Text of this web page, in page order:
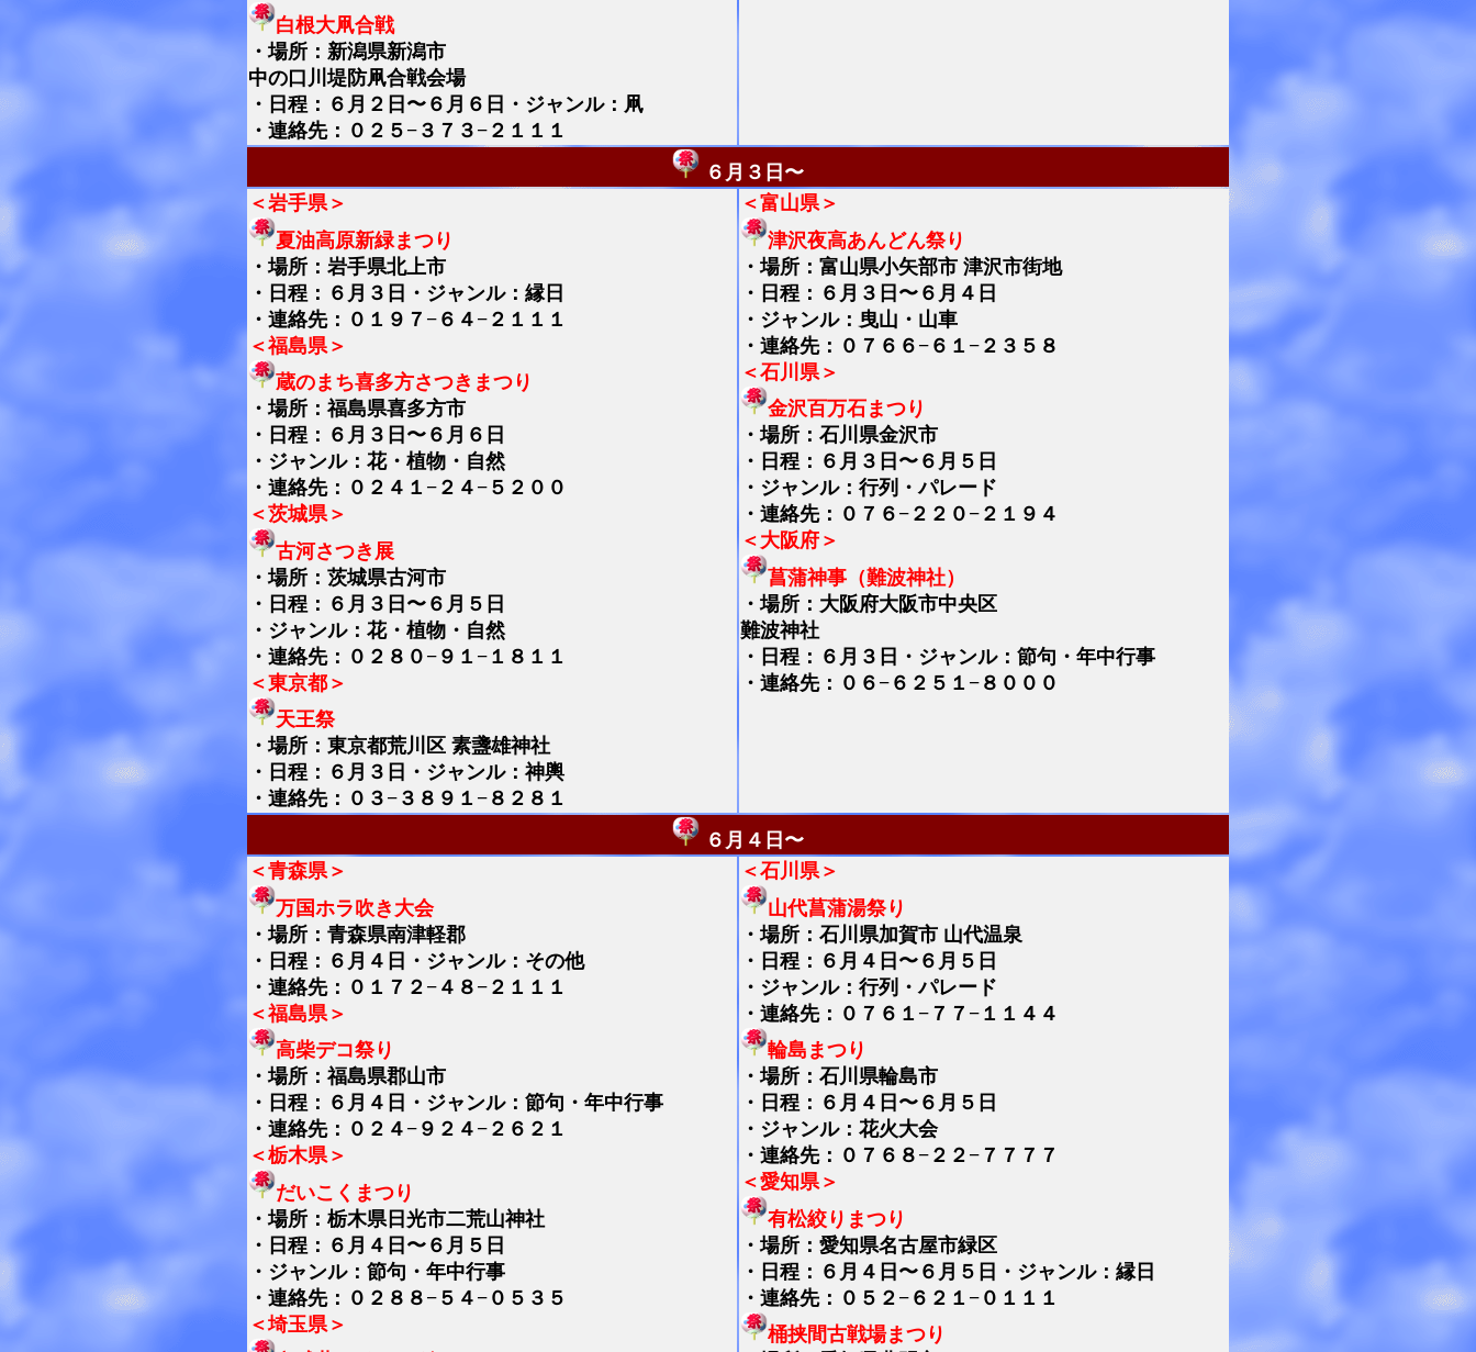
白根大凧合戦
・場所：新潟県新潟市
中の口川堤防凧合戦会場
・日程：６月２日〜６月６日・ジャンル：凧
・連絡先：０２５−３７３−２１１１
６月３日〜
＜岩手県＞
夏油高原新緑まつり
・場所：岩手県北上市
・日程：６月３日・ジャンル：縁日
・連絡先：０１９７−６４−２１１１
＜福島県＞
蔵のまち喜多方さつきまつり
・場所：福島県喜多方市
・日程：６月３日〜６月６日
・ジャンル：花・植物・自然
・連絡先：０２４１−２４−５２００
＜茨城県＞
古河さつき展
・場所：茨城県古河市
・日程：６月３日〜６月５日
・ジャンル：花・植物・自然
・連絡先：０２８０−９１−１８１１
＜東京都＞
天王祭
・場所：東京都荒川区 素盞雄神社
・日程：６月３日・ジャンル：神輿
・連絡先：０３−３８９１−８２８１
＜富山県＞
津沢夜高あんどん祭り
・場所：富山県小矢部市 津沢市街地
・日程：６月３日〜６月４日
・ジャンル：曳山・山車
・連絡先：０７６６−６１−２３５８
＜石川県＞
金沢百万石まつり
・場所：石川県金沢市
・日程：６月３日〜６月５日
・ジャンル：行列・パレード
・連絡先：０７６−２２０−２１９４
＜大阪府＞
菖蒲神事（難波神社）
・場所：大阪府大阪市中央区
難波神社
・日程：６月３日・ジャンル：節句・年中行事
・連絡先：０６−６２５１−８０００
６月４日〜
＜青森県＞
万国ホラ吹き大会
・場所：青森県南津軽郡
・日程：６月４日・ジャンル：その他
・連絡先：０１７２−４８−２１１１
＜福島県＞
高柴デコ祭り
・場所：福島県郡山市
・日程：６月４日・ジャンル：節句・年中行事
・連絡先：０２４−９２４−２６２１
＜栃木県＞
だいこくまつり
・場所：栃木県日光市二荒山神社
・日程：６月４日〜６月５日
・ジャンル：節句・年中行事
・連絡先：０２８８−５４−０５３５
＜埼玉県＞
＜石川県＞
山代菖蒲湯祭り
・場所：石川県加賀市 山代温泉
・日程：６月４日〜６月５日
・ジャンル：行列・パレード
・連絡先：０７６１−７７−１１４４
輪島まつり
・場所：石川県輪島市
・日程：６月４日〜６月５日
・ジャンル：花火大会
・連絡先：０７６８−２２−７７７７
＜愛知県＞
有松絞りまつり
・場所：愛知県名古屋市緑区
・日程：６月４日〜６月５日・ジャンル：縁日
・連絡先：０５２−６２１−０１１１
桶挟間古戦場まつり